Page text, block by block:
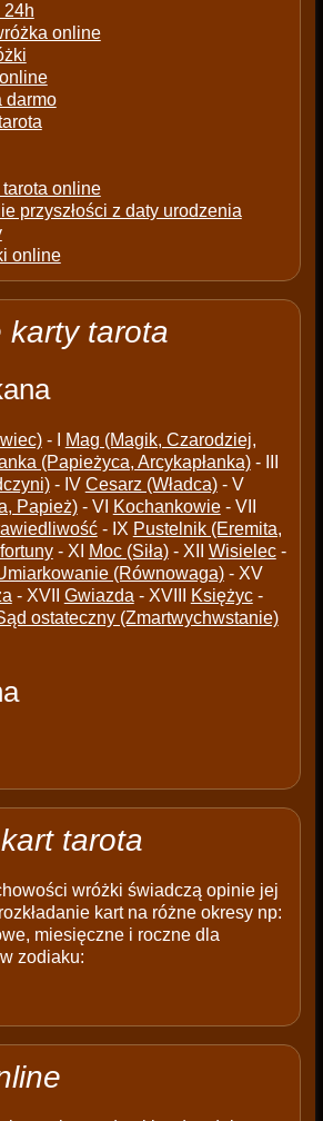
24h
online
darmo
online
przyszłości z daty urodzenia
online
karty tarota
- I
Mag (Magik, Czarodziej,
(Papieżyca, Arcykapłanka)- III
- IV Cesarz (Władca)- V
Papież)- VI Kochankowie- VII
- IX Pustelnik (Eremita,
- XI Moc (Siła)- XII Wisielec-
(Równowaga)- XV
- XVII Gwiazda - XVIII Księżyc-
ostateczny (Zmartwychwstanie)
tarota
wróżki świadczą opinie jej
kart na różne okresy np:
miesięczne i roczne dla
zodiaku: